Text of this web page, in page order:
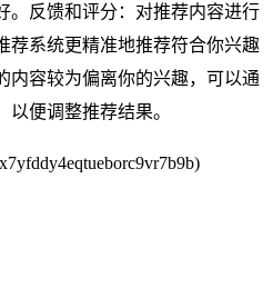
。反馈和评分：对推荐内容进行
系统更精准地推荐符合你兴趣
内容较为偏离你的兴趣，可以通
便调整推荐结果。